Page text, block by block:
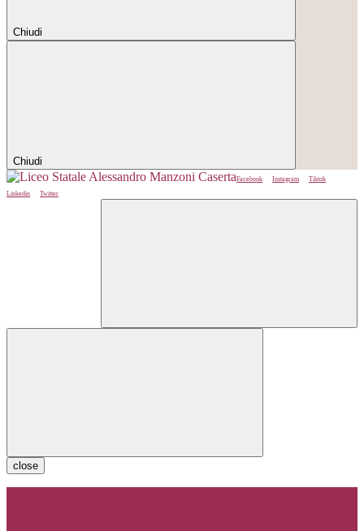
Chiudi
Chiudi
Facebook Instagram
Tiktok
Linkedin
Twitter
close